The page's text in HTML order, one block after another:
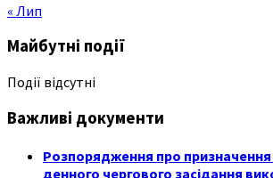
« Лип
Майбутні події
Події відсутні
Важливі документи
Розпорядження про
денного чергового засідання